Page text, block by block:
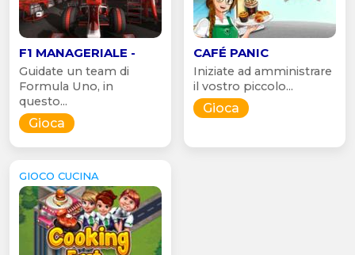
F1 MANAGERIALE -
Guidate un team di
Formula Uno, in
questo...
Gioca
CAFÉ PANIC
Iniziate ad amministrare
il vostro piccolo...
Gioca
GIOCO CUCINA